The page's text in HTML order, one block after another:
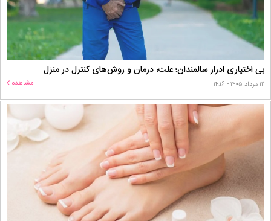
بی اختیاری ادرار سالمندان؛ علت، درمان و روش‌های کنترل در منزل
۱۲ مرداد ۱۴۰۵ - ۱۴:۱۶ مشاهده